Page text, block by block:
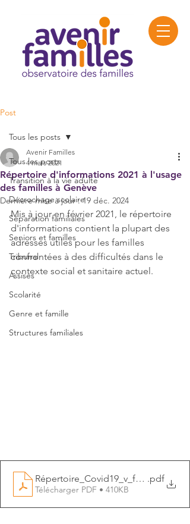
Post
Tous les posts
Transition à la vie adulte
Décrochage scolaire
Séparation familiales
Seniors et familles
Tribunal
Assises
Scolarité
Genre et famille
Structures familiales
Tous les posts
Répertoire d'informations 2021 à l'usage
des familles à Genève
Avenir Familles
4 mars 2021
Dernière mise à jour :19 déc. 2024
Mis à jour en février 2021, le répertoire
d'informations contient la plupart des
adresses utiles pour les familles
confrontées à des difficultés dans le
contexte social et sanitaire actuel.
Répertoire_Covid19_v_février2021
.pdf
Télécharger PDF • 410KB